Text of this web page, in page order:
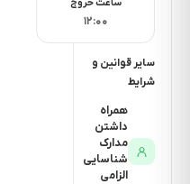
چنددقیقه
دقیقه
فاصله تا شهر
یا خارج
شهرچند
دقیقه است؟
ساعت خروج
۱۲:۰۰
سایر قوانین و
شرایط
همراه
داشتن
مدارک
شناسایی
الزامی